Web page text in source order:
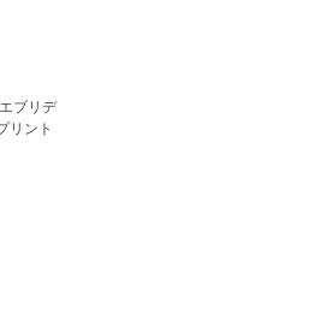
ブリデ
リント